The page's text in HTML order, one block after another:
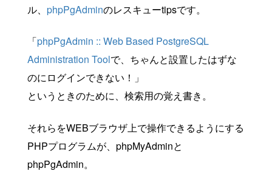
ル、 phpPgAdminのレスキューtipsです。
「phpPgAdmin :: Web Based PostgreSQL
Administration Toolで、ちゃんと設置したはずな
のにログインできない！」
というときのために、検索用の覚え書き。
それらをWEBブラウザ上で操作できるようにする
PHPプログラムが、phpMyAdminと
phpPgAdmin。